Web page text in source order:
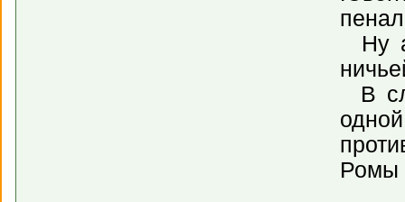
Ну а
В
Ромы